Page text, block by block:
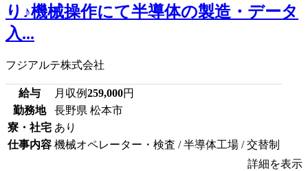
り♪機械操作にて半導体の製造・データ
入...
フジアルテ株式会社
給与 月収例259,000円
勤務地
長野県 松本市
寮・社宅 あり
仕事内容 機械オペレーター・検査 / 半導体工場 / 交替制
詳細を表示